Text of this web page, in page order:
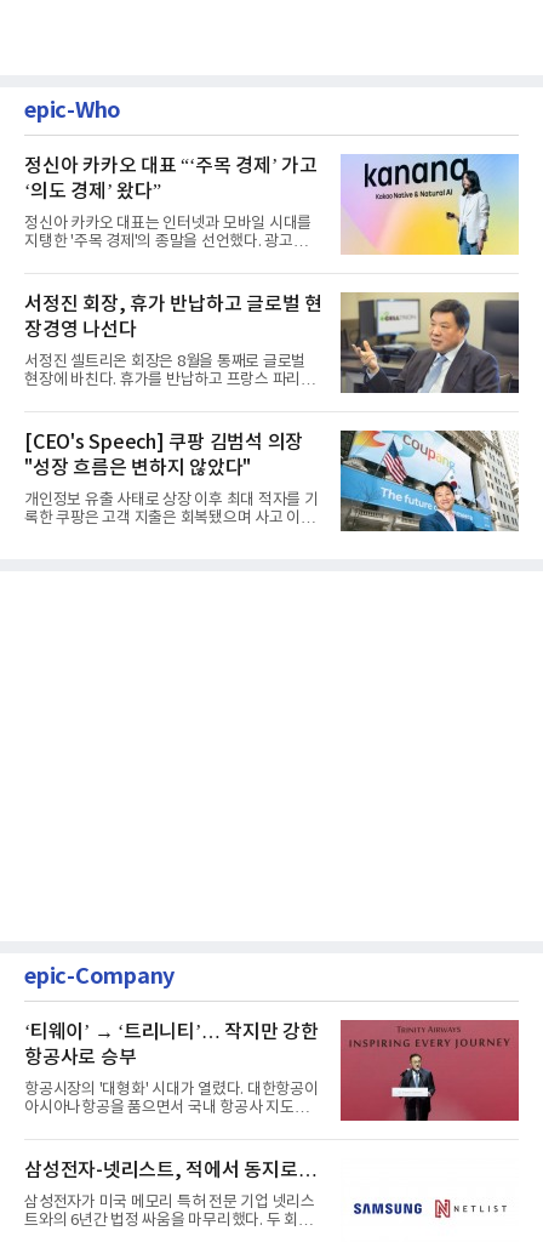
epic-Who
정신아 카카오 대표 “‘주목 경제’ 가고
‘의도 경제’ 왔다”
정신아 카카오 대표는 인터넷과 모바일 시대를
지탱한 '주목 경제'의 종말을 선언했다. 광고를
서정진 회장, 휴가 반납하고 글로벌 현
장경영 나선다
서정진 셀트리온 회장은 8월을 통째로 글로벌
현장에 바친다. 휴가를 반납하고 프랑스 파리에
[CEO's Speech] 쿠팡 김범석 의장
"성장 흐름은 변하지 않았다"
개인정보 유출 사태로 상장 이후 최대 적자를 기
록한 쿠팡은 고객 지출은 회복됐으며 사고 이전
epic-Company
‘티웨이’ → ‘트리니티’… 작지만 강한
항공사로 승부
항공시장의 '대형화' 시대가 열렸다. 대한항공이
아시아나항공을 품으면서 국내 항공사 지도가
삼성전자-넷리스트, 적에서 동지로…
삼성전자가 미국 메모리 특허 전문 기업 넷리스
트와의 6년간 법정 싸움을 마무리했다. 두 회사